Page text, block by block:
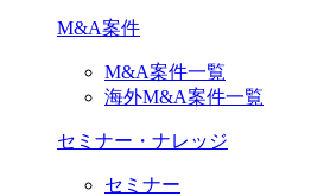
M&A案件
M&A案件一覧
海外M&A案件一覧
セミナー・ナレッジ
セミナー